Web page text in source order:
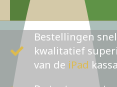
Bestellingen
kwalitatief
van de iPad